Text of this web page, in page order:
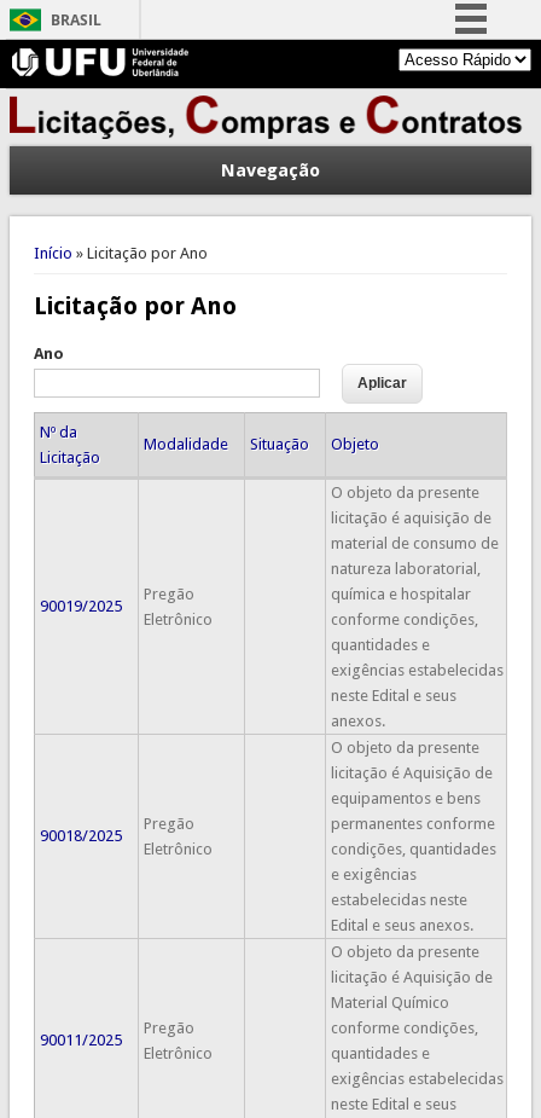
BRASIL
Simplifique!
Comunica BR
Participe
Acesso à informação
Legislação
Navegação
Você está aqui
Início » Licitação por Ano
Licitação por Ano
Ano
Nº da
Licitação
Modalidade Situação Objeto
90019/2025
Pregão
Eletrônico
O objeto da presente
licitação é aquisição de
material de consumo de
natureza laboratorial,
química e hospitalar
conforme condições,
quantidades e
exigências estabelecidas
neste Edital e seus
anexos.
90018/2025
Pregão
Eletrônico
O objeto da presente
licitação é Aquisição de
equipamentos e bens
permanentes conforme
condições, quantidades
e exigências
estabelecidas neste
Edital e seus anexos.
90011/2025
Pregão
Eletrônico
O objeto da presente
licitação é Aquisição de
Material Químico
conforme condições,
quantidades e
exigências estabelecidas
neste Edital e seus